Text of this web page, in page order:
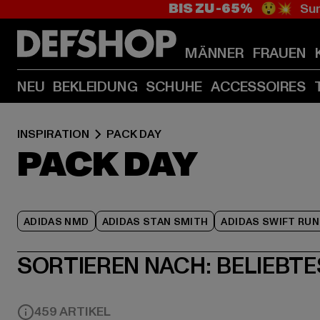
BIS ZU -65% 😲💥
MÄNNER FRAUEN
NEU BEKLEIDUNG SCHUHE ACCESSOIRES
INSPIRATION PACK DAY
PACK DAY
ADIDAS NMD ADIDAS STAN SMITH ADIDAS SWIFT RUN
SORTIEREN NACH:
459 ARTIKEL